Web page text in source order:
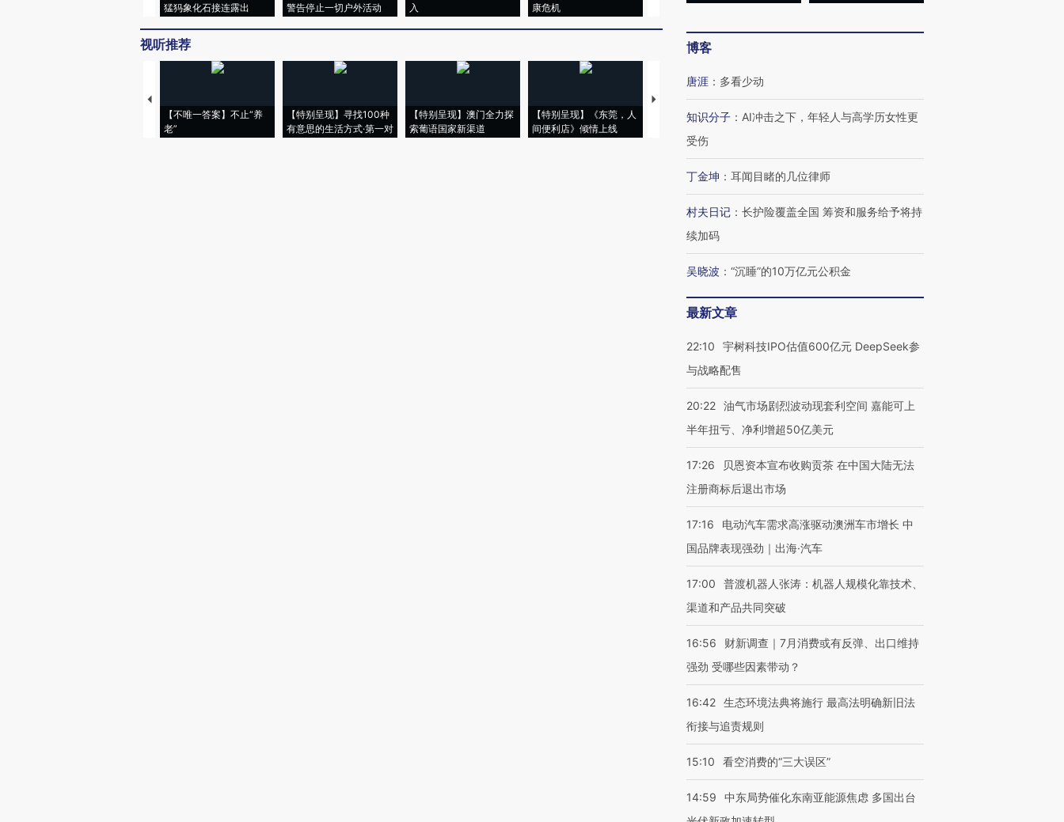
猛犸象化石接连露出
警告停止一切户外活动
入
康危机
视听推荐
【不唯一答案】不止“养
老”
【特别呈现】寻找100种
有意思的生活方式·第一对
【特别呈现】澳门全力探
索葡语国家新渠道
【特别呈现】《东莞，人
间便利店》倾情上线
【推广】走进第四届链博
会，让数智科技“链”接产
【特别呈现】寻找100种
【商旅对话】华住集团
CFO：不靠规模取胜，华
博客
唐涯 ： 多看少动
知识分子 ： AI冲击之下，年轻人与高学历女性更
受伤
丁金坤 ： 耳闻目睹的几位律师
村夫日记 ： 长护险覆盖全国 筹资和服务给予将持
续加码
吴晓波 ： “沉睡”的10万亿元公积金
最新文章
22:10
宇树科技IPO估值600亿元 DeepSeek参
与战略配售
20:22 油气市场剧烈波动现套利空间 嘉能可上
半年扭亏、净利增超50亿美元
17:26
贝恩资本宣布收购贡茶 在中国大陆无法
注册商标后退出市场
17:16
电动汽车需求高涨驱动澳洲车市增长 中
国品牌表现强劲｜出海·汽车
17:00
普渡机器人张涛：机器人规模化靠技术、
渠道和产品共同突破
16:56
财新调查｜7月消费或有反弹、出口维持
强劲 受哪些因素带动？
16:42 生态环境法典将施行 最高法明确新旧法
衔接与追责规则
15:10 看空消费的“三大误区”
14:59
中东局势催化东南亚能源焦虑 多国出台